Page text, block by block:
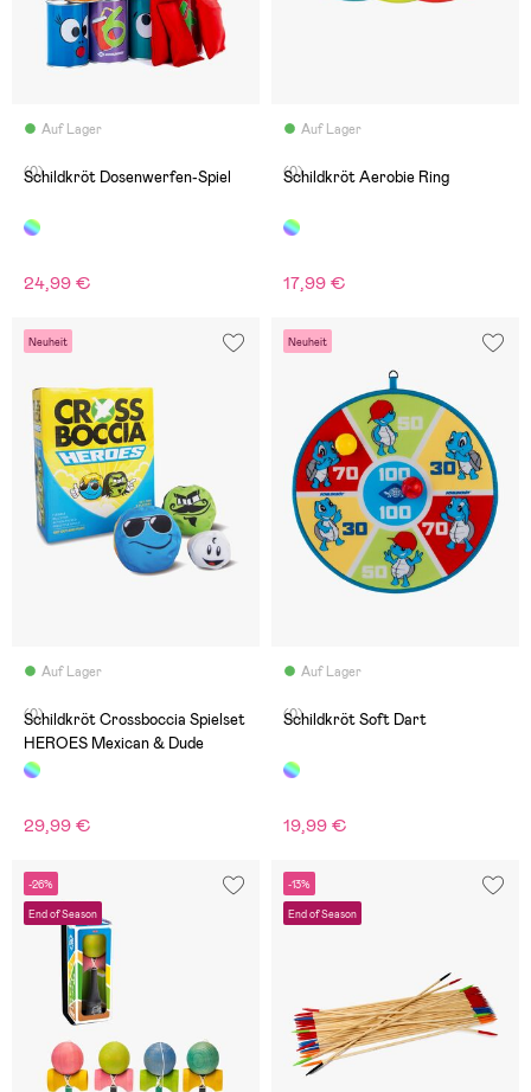
Auf Lager
(0)
Schildkröt Dosenwerfen-Spiel
24,99 €
Auf Lager
(0)
Schildkröt Aerobie Ring
17,99 €
Neuheit
Auf Lager
(0)
Schildkröt Crossboccia Spielset
HEROES Mexican & Dude
29,99 €
Neuheit
Auf Lager
(0)
Schildkröt Soft Dart
19,99 €
-26%
End of Season
-13%
End of Season